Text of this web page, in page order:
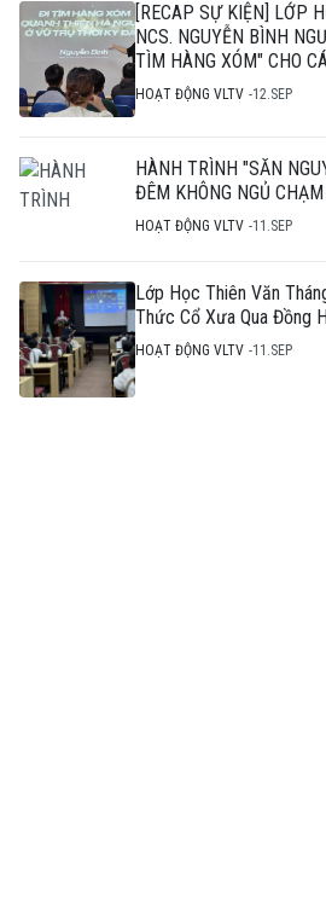
[RECAP SỰ KIỆN] LỚP
NCS. NGUYỄN BÌNH
TÌM HÀNG XÓM" CHO
THI"
HOẠT ĐỘNG VLTV 12.SEP
HÀNH TRÌNH "SĂN
ĐÊM KHÔNG NGỦ
HOẠT ĐỘNG VLTV 11.SEP
Lớp Học Thiên Văn
Thức Cổ Xưa Qua Đồng
HOẠT ĐỘNG VLTV 11.SEP